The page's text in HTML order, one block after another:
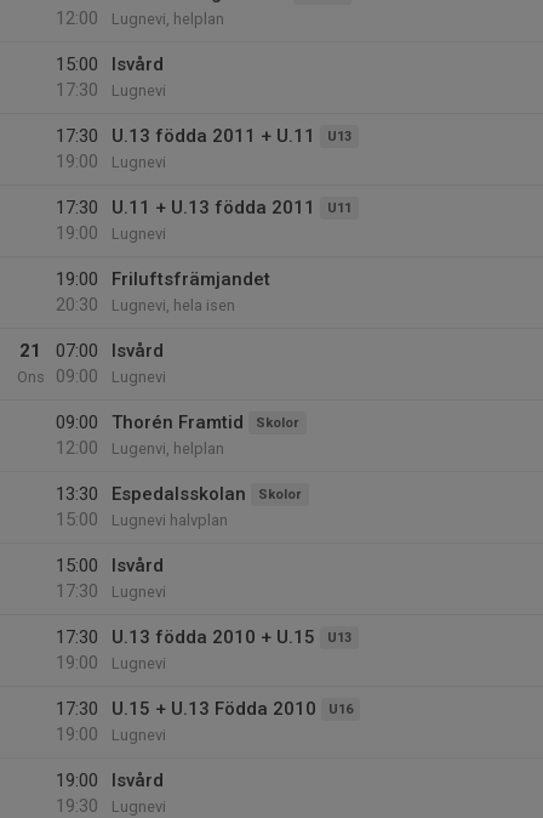
12:00
Lugnevi, helplan
15:00
17:30
Isvård
Lugnevi
17:30
19:00
U.13 födda 2011 + U.11 U13
Lugnevi
17:30
19:00
U.11 + U.13 födda 2011 U11
Lugnevi
19:00
20:30
Friluftsfrämjandet
Lugnevi, hela isen
21
Ons
07:00
09:00
Isvård
Lugnevi
09:00
12:00
Thorén Framtid Skolor
Lugenvi, helplan
13:30
15:00
Espedalsskolan Skolor
Lugnevi halvplan
15:00
17:30
Isvård
Lugnevi
17:30
19:00
U.13 födda 2010 + U.15 U13
Lugnevi
17:30
19:00
U.15 + U.13 Födda 2010 U16
Lugnevi
19:00
19:30
Isvård
Lugnevi